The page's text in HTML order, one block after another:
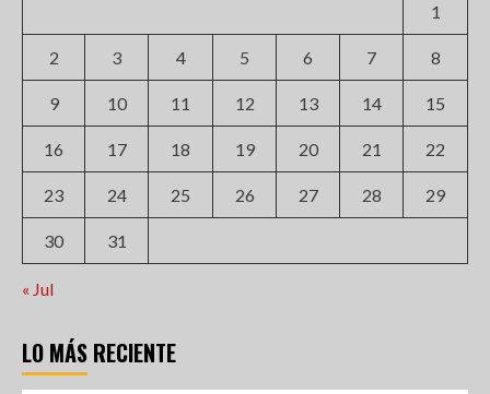
1
2 3 4 5 6 7 8
9 10 11 12 13 14 15
16 17 18 19 20 21 22
23 24 25 26 27 28 29
30 31
« Jul
LO MÁS RECIENTE